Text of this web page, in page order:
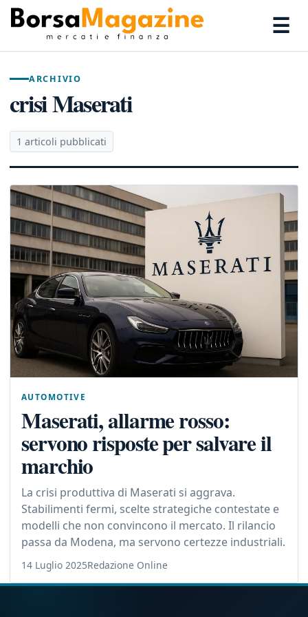
☰
ARCHIVIO
crisi Maserati
1 articoli pubblicati
AUTOMOTIVE
Maserati, allarme rosso:
servono risposte per salvare il
marchio
La crisi produttiva di Maserati si aggrava.
Stabilimenti fermi, scelte strategiche contestate e
modelli che non convincono il mercato. Il rilancio
passa da Modena, ma servono certezze industriali.
14 Luglio 2025Redazione Online